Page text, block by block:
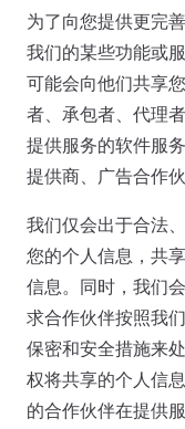
为了向您提供更完
我们的某些功能或
可能会向他们共享
者、承包者、代理
提供服务的软件服
提供商、广告合作
我们仅会出于合法
您的个人信息，共
信息。同时，我们
求合作伙伴按照我
保密和安全措施来
权将共享的个人信
的合作伙伴在提供